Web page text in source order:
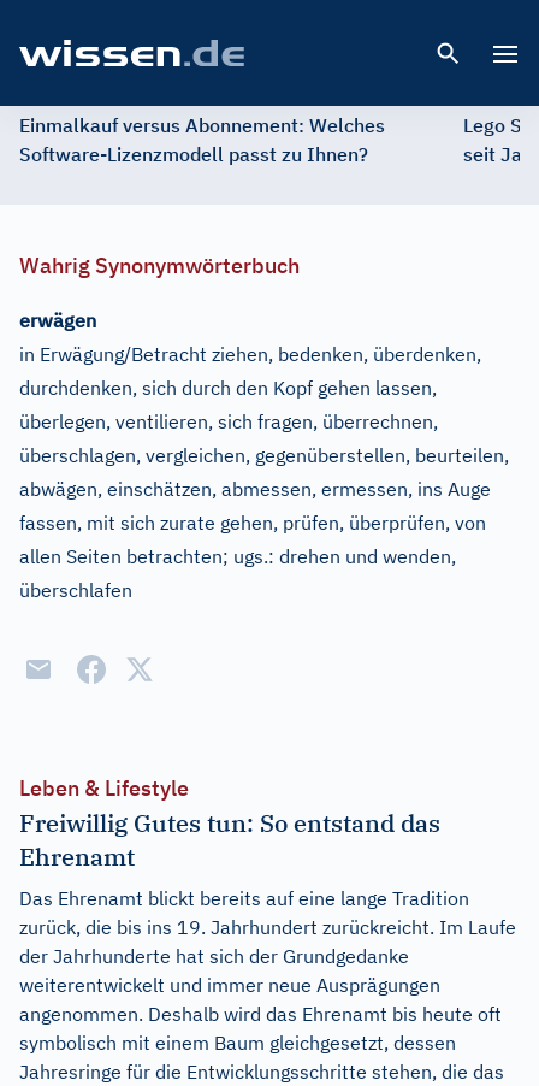
Einmalkauf versus Abonnement: Welches
Software-Lizenzmodell passt zu Ihnen?
Lego
seit
Wahrig Synonymwörterbuch
erwägen
in Erwägung/Betracht ziehen, bedenken, überdenken,
durchdenken, sich durch den Kopf gehen lassen,
überlegen, ventilieren, sich fragen, überrechnen,
überschlagen, vergleichen, gegenüberstellen, beurteilen,
abwägen, einschätzen, abmessen, ermessen, ins Auge
fassen, mit sich zurate gehen, prüfen, überprüfen, von
allen Seiten betrachten; ugs.: drehen und wenden,
überschlafen
Leben & Lifestyle
Freiwillig Gutes tun: So entstand das
Ehrenamt
Das Ehrenamt blickt bereits auf eine lange Tradition
zurück, die bis ins 19. Jahrhundert zurückreicht. Im Laufe
der Jahrhunderte hat sich der Grundgedanke
weiterentwickelt und immer neue Ausprägungen
angenommen. Deshalb wird das Ehrenamt bis heute oft
symbolisch mit einem Baum gleichgesetzt, dessen
Jahresringe für die Entwicklungsschritte stehen, die das